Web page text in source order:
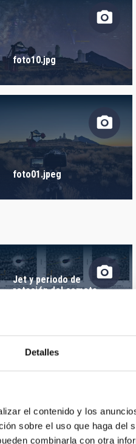
Detalles
el contenido y los
sobre el uso que haga del
combinarla con otra
ORDENAR POR
foto10.jpg
foto01.jpeg
Jet y periodo de
rotación del cometa
La Palma / IAC